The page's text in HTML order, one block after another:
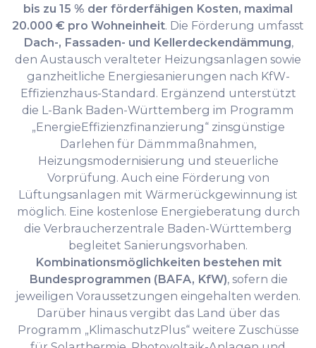
bis zu 15 % der förderfähigen Kosten, maximal
20.000 € pro Wohneinheit. Die Förderung umfasst
Dach-, Fassaden- und Kellerdeckendämmung,
den Austausch veralteter Heizungsanlagen sowie
ganzheitliche Energiesanierungen nach KfW-
Effizienzhaus-Standard. Ergänzend unterstützt
die L-Bank Baden-Württemberg im Programm
„EnergieEffizienzfinanzierung“ zinsgünstige
Darlehen für Dämmmaßnahmen,
Heizungsmodernisierung und steuerliche
Vorprüfung. Auch eine Förderung von
Lüftungsanlagen mit Wärmerückgewinnung ist
möglich. Eine kostenlose Energieberatung durch
die Verbraucherzentrale Baden-Württemberg
begleitet Sanierungsvorhaben.
Kombinationsmöglichkeiten bestehen mit
Bundesprogrammen (BAFA, KfW), sofern die
jeweiligen Voraussetzungen eingehalten werden.
Darüber hinaus vergibt das Land über das
Programm „KlimaschutzPlus“ weitere Zuschüsse